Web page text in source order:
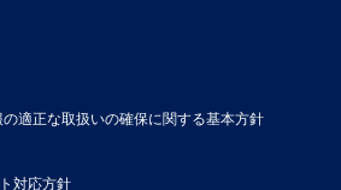
適正な取扱いの確保に関する基本方針
対応方針